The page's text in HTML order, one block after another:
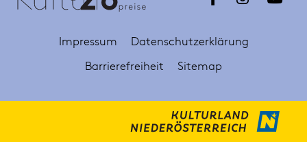
Impressum
Datenschutzerklärung
Barrierefreiheit
Sitemap